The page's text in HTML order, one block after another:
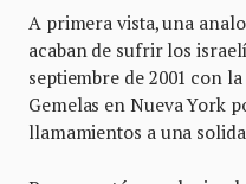
A primera vista, una
acaban de sufrir los
septiembre de 2001 con
Gemelas en Nueva York
llamamientos a una